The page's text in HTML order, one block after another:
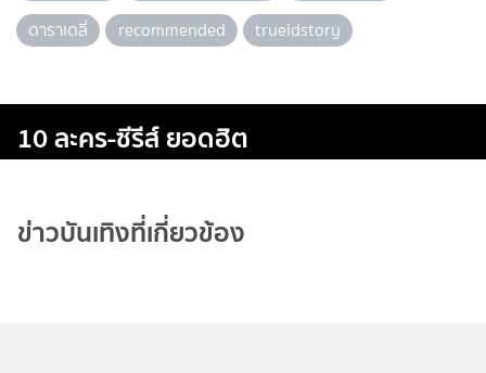
ดาราเดลี่
recommended trueidstory
10 ละคร-ซีรีส์ ยอดฮิต
ข่าวบันเทิงที่เกี่ยวข้อง